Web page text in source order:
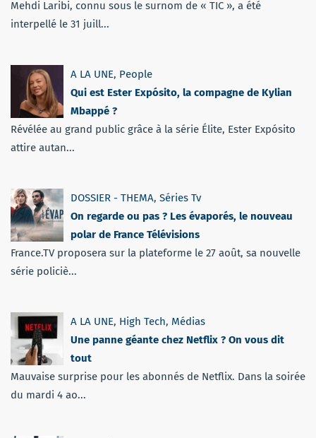
Mehdi Laribi, connu sous le surnom de « TIC », a été
interpellé le 31 juill...
A LA UNE, People
Qui est Ester Expósito, la compagne de Kylian
Mbappé ?
Révélée au grand public grâce à la série Élite, Ester Expósito
attire autan...
DOSSIER - THEMA, Séries Tv
On regarde ou pas ? Les évaporés, le nouveau
polar de France Télévisions
France.TV proposera sur la plateforme le 27 août, sa nouvelle
série policiè...
A LA UNE, High Tech, Médias
Une panne géante chez Netflix ? On vous dit
tout
Mauvaise surprise pour les abonnés de Netflix. Dans la soirée
du mardi 4 ao...